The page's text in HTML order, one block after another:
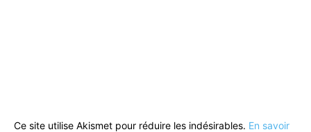
Ce site utilise Akismet pour réduire les indésirables. En savoir